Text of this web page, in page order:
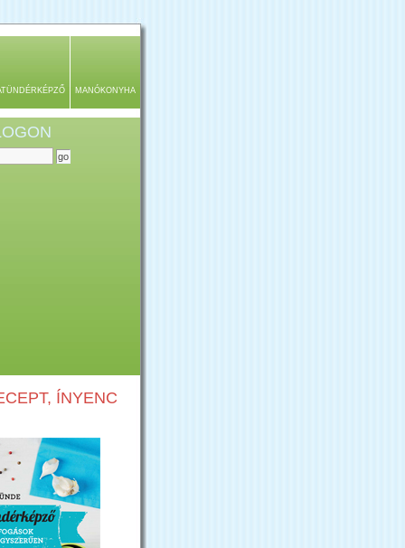
MANÓKONYHA
ÍNYENC